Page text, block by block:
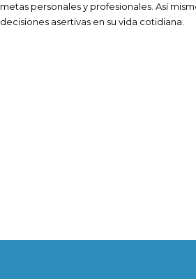
metas personales y profesionales. Así
decisiones asertivas en su vida cotidiana.